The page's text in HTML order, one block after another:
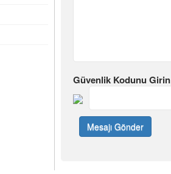
Güvenlik Kodunu Girin
Mesajı Gönder